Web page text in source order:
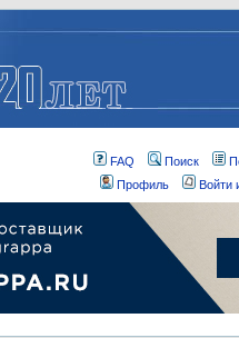
FAQ Поиск
Профиль
Войти